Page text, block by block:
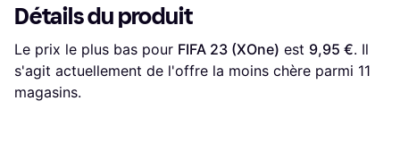
Détails du produit
Le prix le plus bas pour FIFA 23 (XOne) est 9,95 €. Il
s'agit actuellement de l'offre la moins chère parmi 11
magasins.